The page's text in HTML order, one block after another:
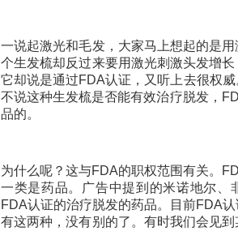
一说起激光和毛发，大家马上想起的是
个生发梳却反过来要用激光刺激头发增
它却说是通过FDA认证，又听上去很权
不说这种生发梳是否能有效治疗脱发，
品的。
为什么呢？这与FDA的职权范围有关。
一类是药品。广告中提到的米诺地尔、
FDA认证的治疗脱发的药品。目前FDA
有这两种，没有别的了。有时我们会见